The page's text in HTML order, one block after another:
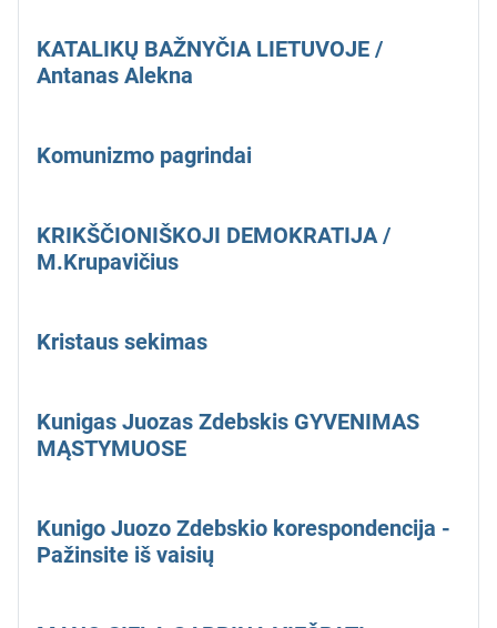
KATALIKŲ BAŽNYČIA LIETUVOJE /
Antanas Alekna
Komunizmo pagrindai
KRIKŠČIONIŠKOJI DEMOKRATIJA /
M.Krupavičius
Kristaus sekimas
Kunigas Juozas Zdebskis GYVENIMAS
MĄSTYMUOSE
Kunigo Juozo Zdebskio korespondencija -
Pažinsite iš vaisių